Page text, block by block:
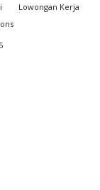
Lowongan Kerja